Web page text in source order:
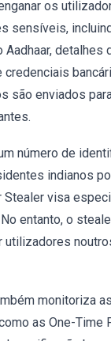
os
sensíveis,
detalhes
são enviados
número de
indianos
Stealer visa
entanto, o
utilizadores
monitoriza
as One-Time